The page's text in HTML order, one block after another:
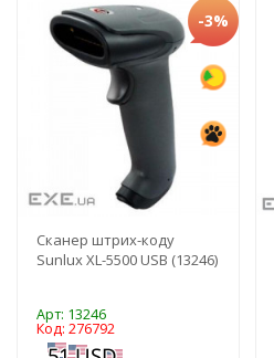
-3%
Сканер штрих-коду
Sunlux XL-5500 USB (13246)
Арт: 13246
Код: 276792